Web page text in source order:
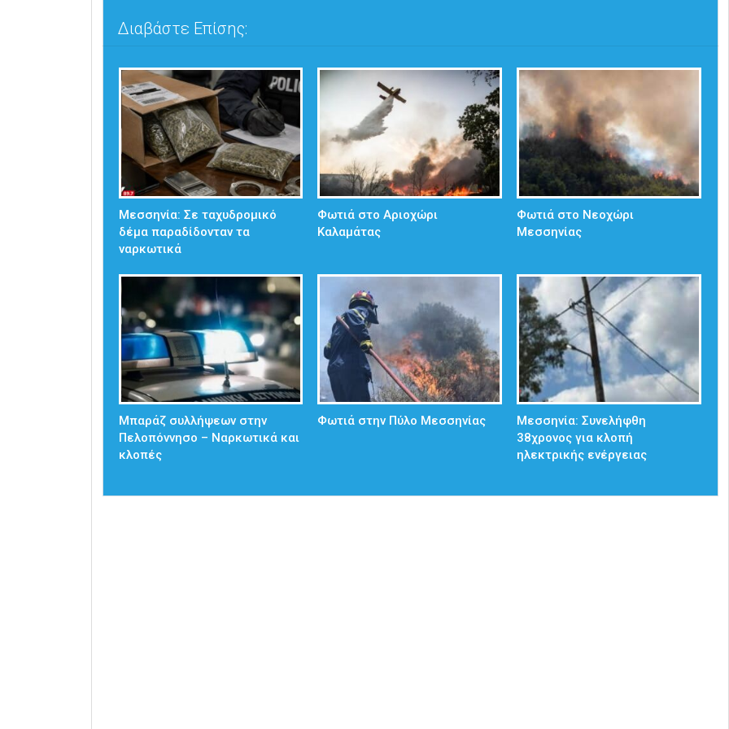
Διαβάστε Επίσης:
Μεσσηνία: Σε ταχυδρομικό
δέμα παραδίδονταν τα
ναρκωτικά
Φωτιά στο Αριοχώρι
Καλαμάτας
Φωτιά στο Νεοχώρι
Μεσσηνίας
Μπαράζ συλλήψεων στην
Πελοπόννησο – Ναρκωτικά και
κλοπές
Φωτιά στην Πύλο Μεσσηνίας
Μεσσηνία: Συνελήφθη
38χρονος για κλοπή
ηλεκτρικής ενέργειας